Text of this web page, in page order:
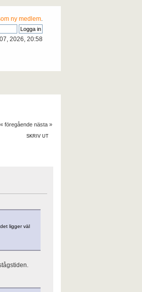
ny medlem
2026, 20:58
« föregående nästa »
SKRIV UT
ligger väl